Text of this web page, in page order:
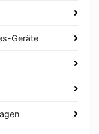
Geräte